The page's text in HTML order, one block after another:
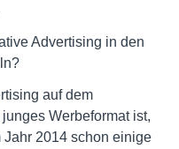
Advertising in den
auf dem
Werbeformat ist,
Jahr 2014 schon einige